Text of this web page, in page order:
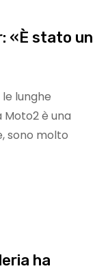
«È stato un
le lunghe
è una
sono molto
ha